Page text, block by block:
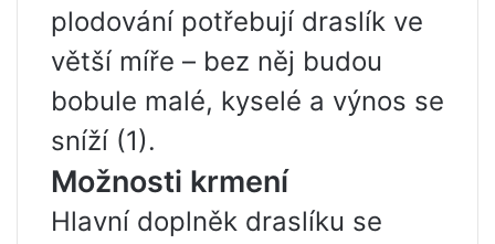
plodování potřebují draslík ve
větší míře – bez něj budou
bobule malé, kyselé a výnos se
sníží (1).
Možnosti krmení
Hlavní doplněk draslíku se